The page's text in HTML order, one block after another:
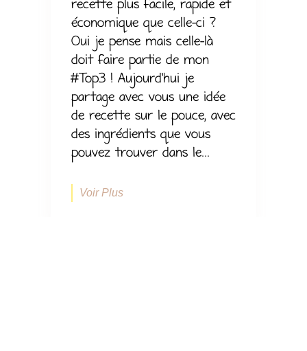
recette plus facile, rapide et
économique que celle-ci ?
Oui je pense mais celle-là
doit faire partie de mon
#Top3 ! Aujourd’hui je
partage avec vous une idée
de recette sur le pouce, avec
des ingrédients que vous
pouvez trouver dans le...
Voir Plus